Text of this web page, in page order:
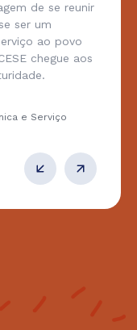
de se reunir
ser um
ao povo
chegue aos
e Serviço